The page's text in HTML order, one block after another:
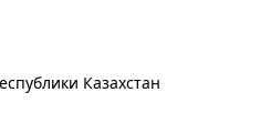
Казахстан